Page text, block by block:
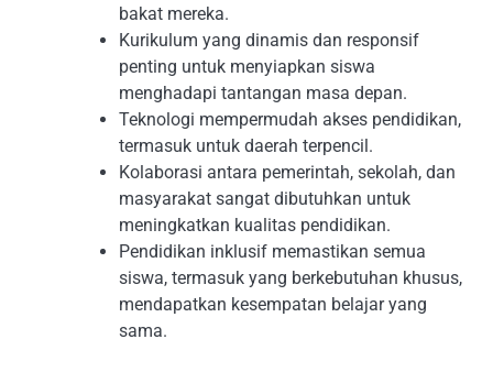
bakat mereka.
Kurikulum yang dinamis dan responsif
penting untuk menyiapkan siswa
menghadapi tantangan masa depan.
Teknologi mempermudah akses pendidikan,
termasuk untuk daerah terpencil.
Kolaborasi antara pemerintah, sekolah, dan
masyarakat sangat dibutuhkan untuk
meningkatkan kualitas pendidikan.
Pendidikan inklusif memastikan semua
siswa, termasuk yang berkebutuhan khusus,
mendapatkan kesempatan belajar yang
sama.